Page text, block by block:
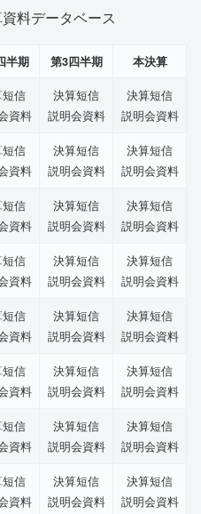
料データベース
半期 第3四半期 本決算
信
資料
決算短信
説明会資料
決算短信
説明会資料
信
資料
決算短信
説明会資料
決算短信
説明会資料
信
資料
決算短信
説明会資料
決算短信
説明会資料
信
資料
決算短信
説明会資料
決算短信
説明会資料
信
資料
決算短信
説明会資料
決算短信
説明会資料
信
資料
決算短信
説明会資料
決算短信
説明会資料
信
資料
決算短信
説明会資料
決算短信
説明会資料
信
資料
決算短信
説明会資料
決算短信
説明会資料